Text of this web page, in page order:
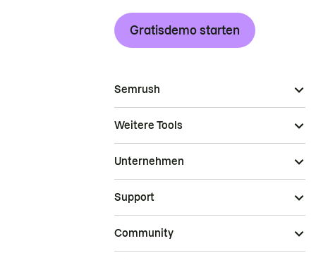
Gratisdemo starten
Semrush
Weitere Tools
Unternehmen
Support
Community